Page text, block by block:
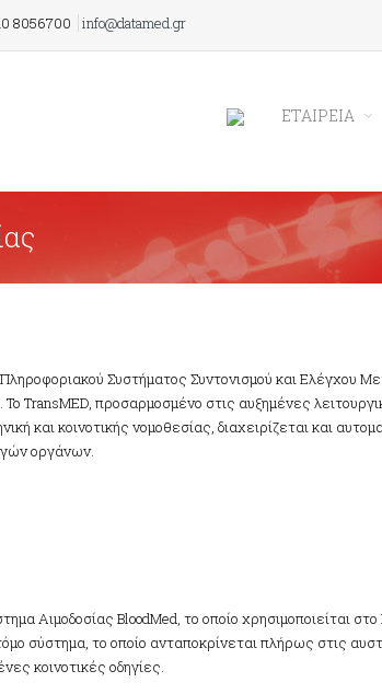
8056700 info@datamed.gr
ΕΤΑΙΡΕΙΑ
Συστήματος Συντονισμού και Ελέγχου
Το TransMED, προσαρμοσμένο στις αυξημένες
και κοινοτικής νομοθεσίας, διαχειρίζεται και
οργάνων.
Αιμοδοσίας BloodMed, το οποίο χρησιμοποιείται
σύστημα, το οποίο ανταποκρίνεται πλήρως στις
κοινοτικές οδηγίες.